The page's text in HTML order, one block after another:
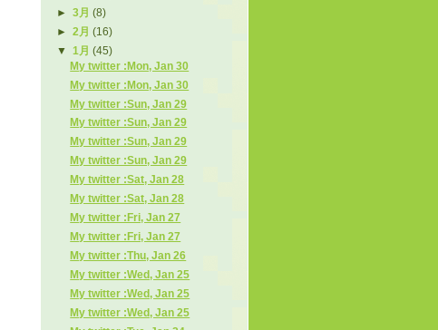
►3月(8)
►2月(16)
▼1月(45)
My twitter :Mon, Jan 30
My twitter :Mon, Jan 30
My twitter :Sun, Jan 29
My twitter :Sun, Jan 29
My twitter :Sun, Jan 29
My twitter :Sun, Jan 29
My twitter :Sat, Jan 28
My twitter :Sat, Jan 28
My twitter :Fri, Jan 27
My twitter :Fri, Jan 27
My twitter :Thu, Jan 26
My twitter :Wed, Jan 25
My twitter :Wed, Jan 25
My twitter :Wed, Jan 25